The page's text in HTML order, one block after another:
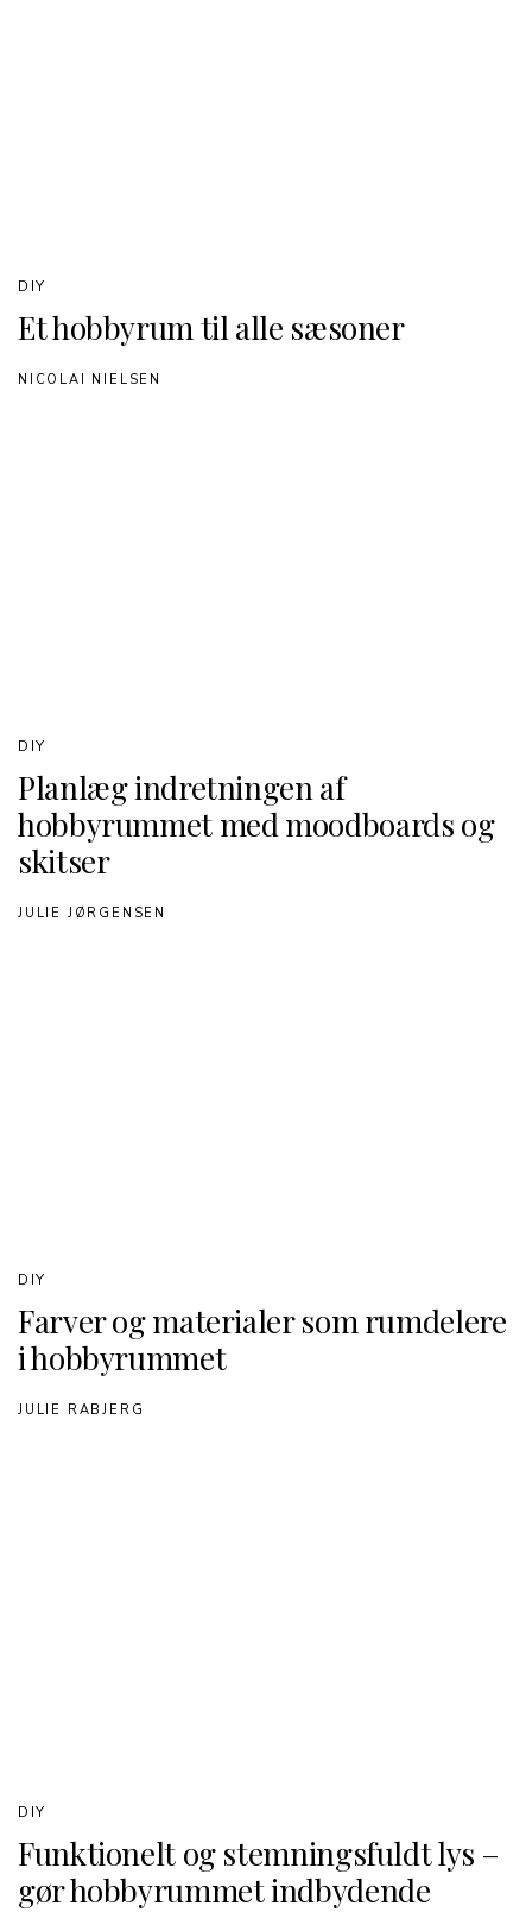
Et hobbyrum til alle sæsoner
DIY
NICOLAI NIELSEN
Planlæg indretningen af
hobbyrummet med moodboards og
skitser
DIY
JULIE JØRGENSEN
Farver og materialer som rumdelere
i hobbyrummet
DIY
JULIE RABJERG
Funktionelt og stemningsfuldt lys –
gør hobbyrummet indbydende
DIY